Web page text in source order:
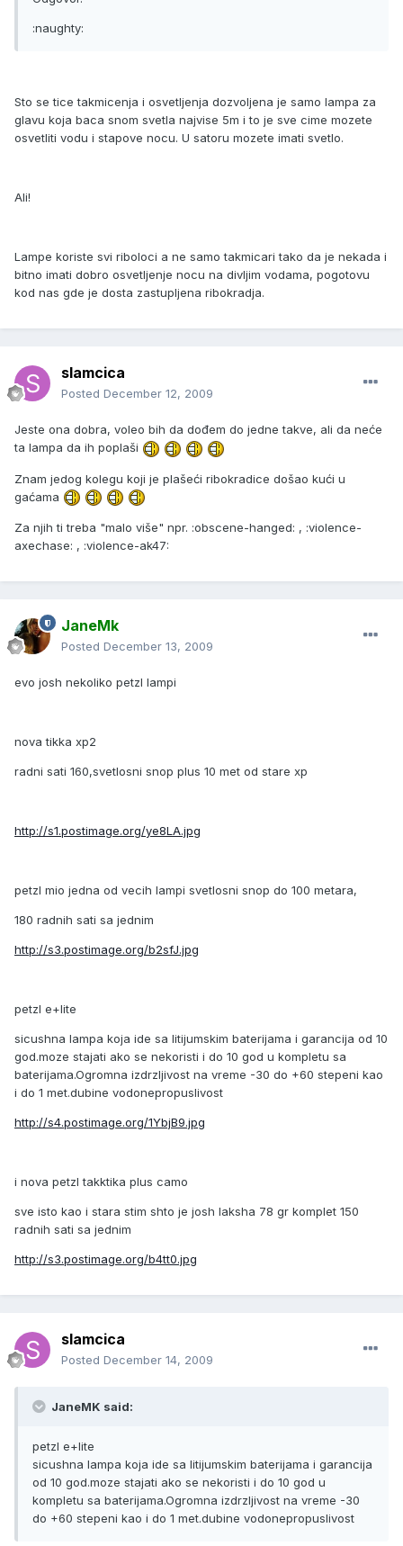
:naughty:
Sto se tice takmicenja i osvetljenja dozvoljena je samo lampa za
glavu koja baca snom svetla najvise 5m i to je sve cime mozete
osvetliti vodu i stapove nocu. U satoru mozete imati svetlo.
Ali!
Lampe koriste svi riboloci a ne samo takmicari tako da je nekada i
bitno imati dobro osvetljenje nocu na divljim vodama, pogotovu
kod nas gde je dosta zastupljena ribokradja.
slamcica
Posted December 12, 2009
Jeste ona dobra, voleo bih da dođem do jedne takve, ali da neće
ta lampa da ih poplaši
Znam jedog kolegu koji je plašeći ribokradice došao kući u
gaćama
Za njih ti treba "malo više" npr. :obscene-hanged: , :violence-
axechase: , :violence-ak47:
JaneMk
Posted December 13, 2009
evo josh nekoliko petzl lampi
nova tikka xp2
radni sati 160,svetlosni snop plus 10 met od stare xp
http://s1.postimage.org/ye8LA.jpg
petzl mio jedna od vecih lampi svetlosni snop do 100 metara,
180 radnih sati sa jednim
http://s3.postimage.org/b2sfJ.jpg
petzl e+lite
sicushna lampa koja ide sa litijumskim baterijama i garancija od 10
god.moze stajati ako se nekoristi i do 10 god u kompletu sa
baterijama.Ogromna izdrzljivost na vreme -30 do +60 stepeni kao
i do 1 met.dubine vodonepropuslivost
http://s4.postimage.org/1YbjB9.jpg
i nova petzl takktika plus camo
sve isto kao i stara stim shto je josh laksha 78 gr komplet 150
radnih sati sa jednim
http://s3.postimage.org/b4tt0.jpg
slamcica
Posted December 14, 2009
JaneMK said:
petzl e+lite
sicushna lampa koja ide sa litijumskim baterijama i garancija
od 10 god.moze stajati ako se nekoristi i do 10 god u
kompletu sa baterijama.Ogromna izdrzljivost na vreme -30
do +60 stepeni kao i do 1 met.dubine vodonepropuslivost